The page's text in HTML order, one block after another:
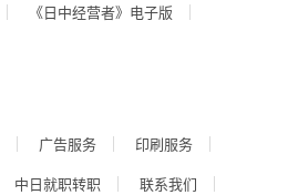
《日中经营者》电子版
广告服务
印刷服务
中日就职转职 联系我们